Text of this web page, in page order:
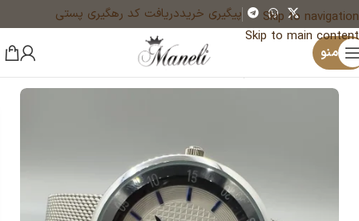
Skip to navigation
Skip to main content
پیگیری خریددریافت کد رهگیری پستی
منو
خانه ساعت
×